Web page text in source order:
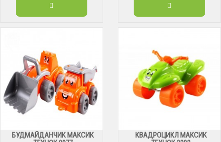
БУДМАЙДАНЧИК МАКСИК
КВАДРОЦИКЛ МАКСИК